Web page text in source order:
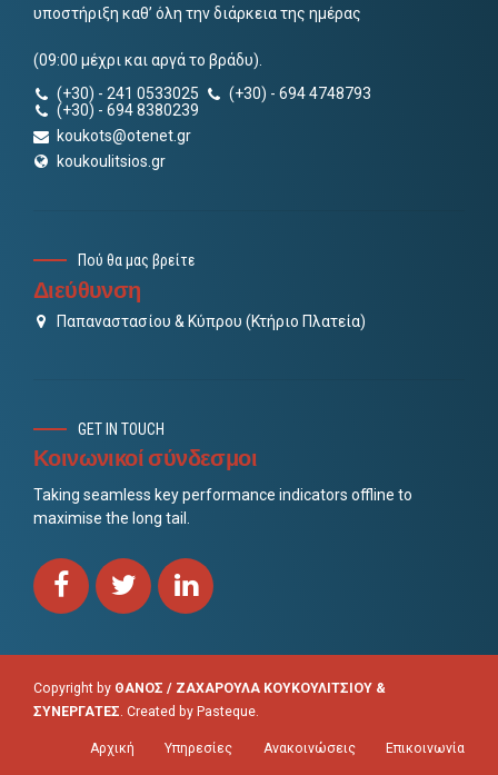
υποστήριξη καθ’ όλη την διάρκεια της ημέρας
(09:00 μέχρι και αργά το βράδυ).
(+30) - 241 0533025
(+30) - 694 4748793
(+30) - 694 8380239
koukots@otenet.gr
koukoulitsios.gr
Πού θα μας βρείτε
Διεύθυνση
Παπαναστασίου & Κύπρου (Κτήριο Πλατεία)
GET IN TOUCH
Κοινωνικοί σύνδεσμοι
Taking seamless key performance indicators offline to
maximise the long tail.
Copyright by ΘΑΝΟΣ / ΖΑΧΑΡΟΥΛΑ ΚΟΥΚΟΥΛΙΤΣΙΟΥ &
ΣΥΝΕΡΓΑΤΕΣ . Created by Pasteque
Αρχική Υπηρεσίες Ανακοινώσεις Επικοινωνία